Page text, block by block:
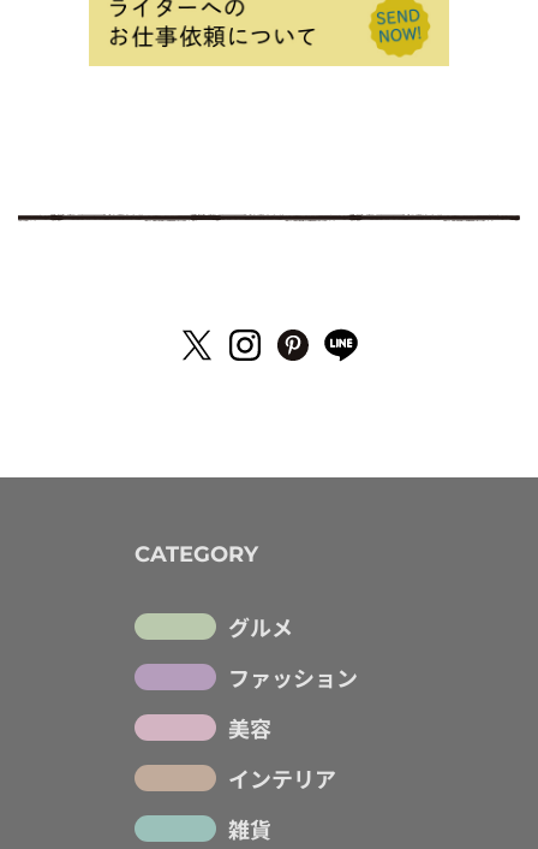
CATEGORY
グルメ
ファッション
美容
インテリア
雑貨